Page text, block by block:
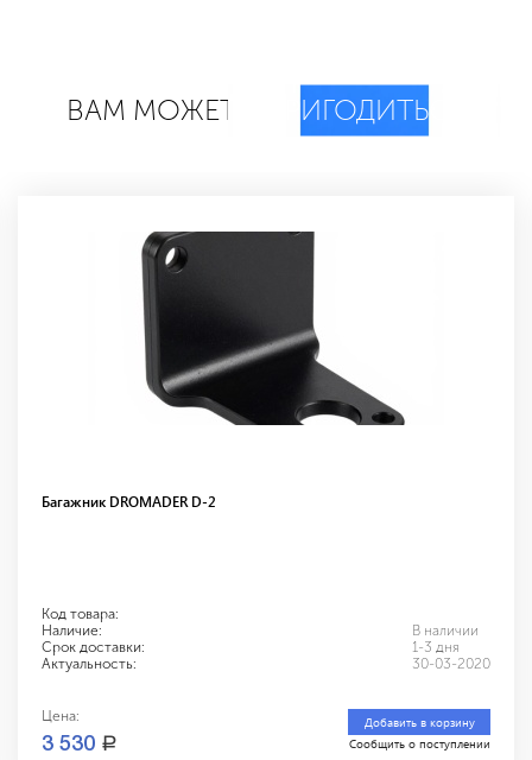
ВАМ МОЖЕТ ПРИГОДИТЬСЯ
Багажник DROMADER D-2
Код товара:
Наличие:
В наличии
Срок доставки:
1-3 дня
Актуальность:
30-03-2020
Цена:
3 530 a
Добавить в корзину
Сообщить о поступлении